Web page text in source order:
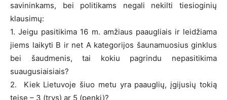
savininkams, bei politikams negali nekilti tiesioginių
klausimų:
1. Jeigu pasitikima 16 m. amžiaus paaugliais ir leidžiama
jiems laikyti B ir net A kategorijos šaunamuosius ginklus
bei šaudmenis, tai kokiu pagrindu nepasitikima
suaugusiaisiais?
2. Kiek Lietuvoje šiuo metu yra paauglių, įgijusių tokią
teisę – 3 (trys) ar 5 (penki)?